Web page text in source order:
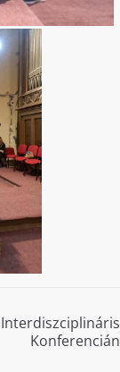
Konferencián